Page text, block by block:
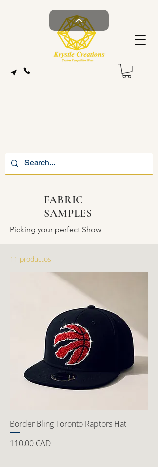
FABRIC
SAMPLES
Picking your perfect Show
11 productos
Border Bling Toronto Raptors Hat
Precio
110,00 CAD